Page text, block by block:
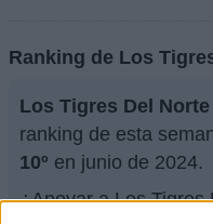
Ranking de Los
Los Tigres Del Norte
ranking de esta
10º en junio de 2024.
¿Apoyar a Los Tigres